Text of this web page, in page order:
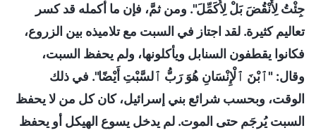
جِئْتُ لِأَنْقُضَ بَلْ لِأُكَمِّلَ". ومن ثمَّ، فإن ما أكمله قد كسر
تعاليم كثيرة. لقد اجتاز في السبت مع تلاميذه بين الزروع،
فكانوا يقطفون السنابل ويأكلونها، ولم يحفظ السبت،
وقال: "ٱبْنَ ٱلْإِنْسَانِ هُوَ رَبُّ ٱلسَّبْتِ أَيْضًا". في ذلك
الوقت، وبحسب شرائع بني إسرائيل، كان كل من لا يحفظ
السبت يُرجَم حتى الموت. لم يدخل يسوع الهيكل أو يحفظ